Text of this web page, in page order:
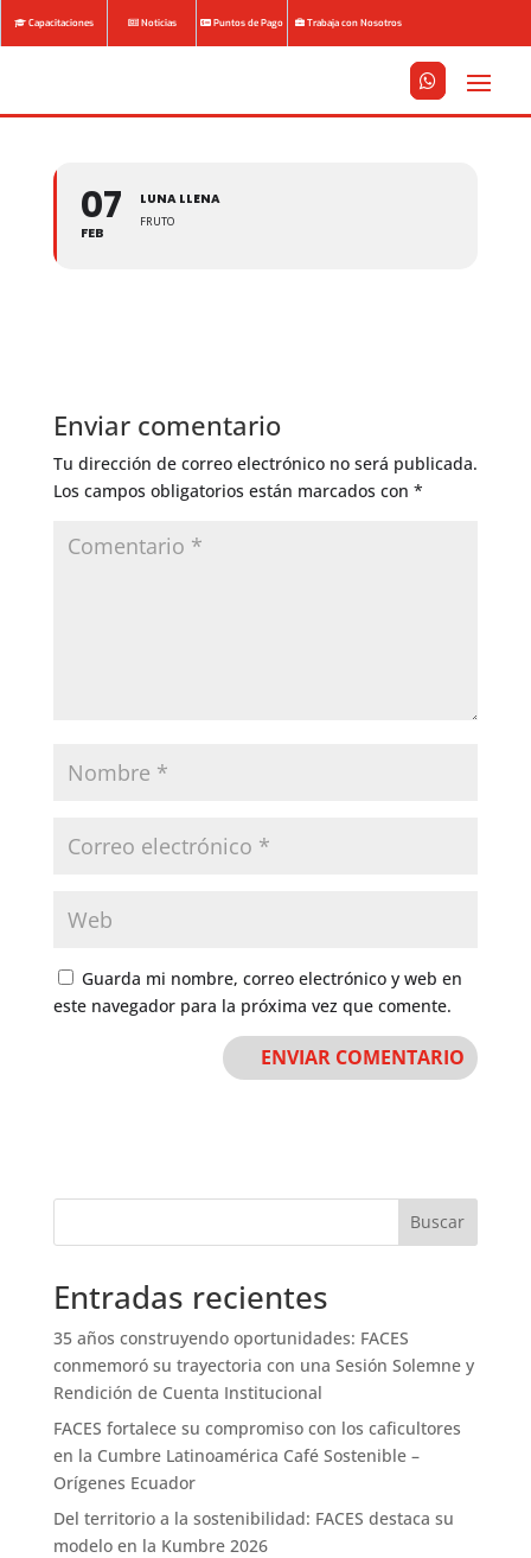
Capacitaciones Noticias Puntos de Pago Trabaja con Nosotros



07
FEB
LUNA LLENA
FRUTO
Enviar comentario
Tu dirección de correo electrónico no será publicada.
Los campos obligatorios están marcados con *
Guarda mi nombre, correo electrónico y web en
este navegador para la próxima vez que comente.
Buscar
Entradas recientes
35 años construyendo oportunidades: FACES
conmemoró su trayectoria con una Sesión Solemne y
Rendición de Cuenta Institucional
FACES fortalece su compromiso con los caficultores
en la Cumbre Latinoamérica Café Sostenible –
Orígenes Ecuador
Del territorio a la sostenibilidad: FACES destaca su
modelo en la Kumbre 2026